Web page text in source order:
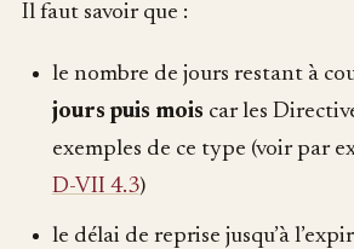
Il faut savoir que :
le nombre de jours restant à
jours puis mois car les
exemples de ce type (voir par
D-VII 4.3)
le délai de reprise jusqu’à